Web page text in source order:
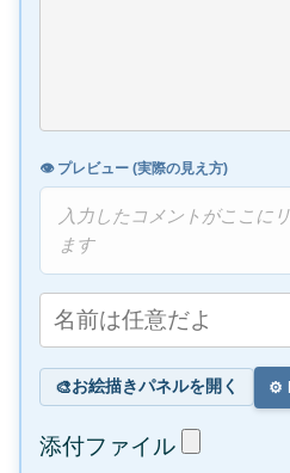
👁️ プレビュー (実際の見え方)
入力したコメントがここに
ます
🎨お絵描きパネルを開く ⚙️
添付ファイル